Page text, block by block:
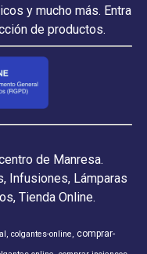
y mucho más. Entra
de productos.
de Manresa.
Infusiones, Lámparas
Tienda Online.
colgantes-online
comprar-